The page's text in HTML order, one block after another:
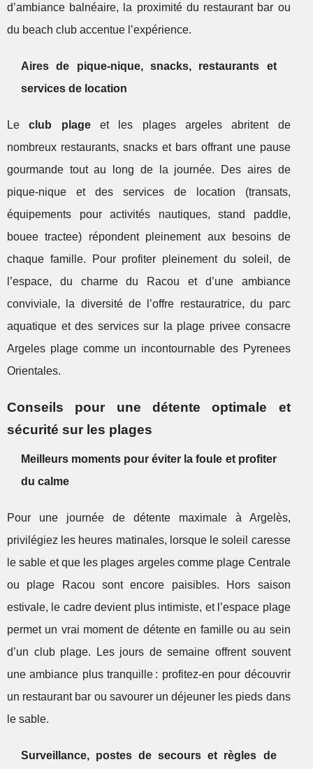
d’ambiance balnéaire, la proximité du restaurant bar ou
du beach club accentue l’expérience.
Aires de pique-nique, snacks, restaurants et
services de location
Leclub plageet les plages argeles abritent de
nombreux restaurants, snacks et bars offrant une pause
gourmande tout au long de la journée. Des aires de
pique-nique et des services de location (transats,
équipements pour activités nautiques, stand paddle,
bouee tractee) répondent pleinement aux besoins de
chaque famille. Pour profiter pleinement du soleil, de
l’espace, du charme du Racou et d’une ambiance
conviviale, la diversité de l’offre restauratrice, du parc
aquatique et des services sur la plage privee consacre
Argeles plage comme un incontournable des Pyrenees
Orientales.
Conseils pour une détente optimale et
sécurité sur les plages
Meilleurs moments pour éviter la foule et profiter
du calme
Pour une journée de détente maximale à Argelès,
privilégiez les heures matinales, lorsque le soleil caresse
le sable et que les plages argeles comme plage Centrale
ou plage Racou sont encore paisibles. Hors saison
estivale, le cadre devient plus intimiste, et l’espace plage
permet un vrai moment de détente en famille ou au sein
d’un club plage. Les jours de semaine offrent souvent
une ambiance plus tranquille : profitez-en pour découvrir
un restaurant bar ou savourer un déjeuner les pieds dans
le sable.
Surveillance, postes de secours et règles de